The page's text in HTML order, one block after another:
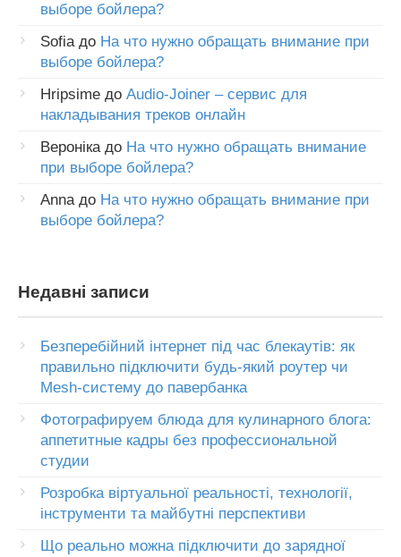
выборе бойлера?
Sofiaдо На что нужно обращать внимание при
выборе бойлера?
Hripsime до Audio-Joiner – сервис для
накладывания треков онлайн
Веронікадо На что нужно обращать внимание
при выборе бойлера?
Annaдо На что нужно обращать внимание при
выборе бойлера?
Недавні записи
Безперебійний інтернет під час блекаутів: як
правильно підключити будь-який роутер чи
Mesh-систему до павербанка
Фотографируем блюда для кулинарного блога:
аппетитные кадры без профессиональной
студии
Розробка віртуальної реальності, технології,
інструменти та майбутні перспективи
Що реально можна підключити до зарядної